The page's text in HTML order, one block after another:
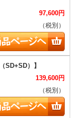
97,600円
（税別）
139,600円
（税別）